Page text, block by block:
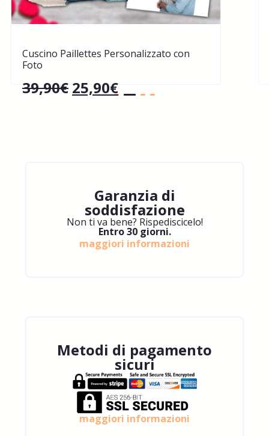
Cuscino Paillettes Personalizzato con
Foto
39,90€ 25,90€
Garanzia di
soddisfazione
Non ti va bene? Rispediscicelo!
Entro 30 giorni.
maggiori informazioni
Metodi di pagamento
sicuri
maggiori informazioni